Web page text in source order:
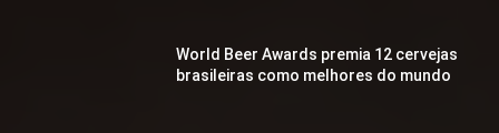
World Beer Awards premia 12 cervejas
brasileiras como melhores do mundo